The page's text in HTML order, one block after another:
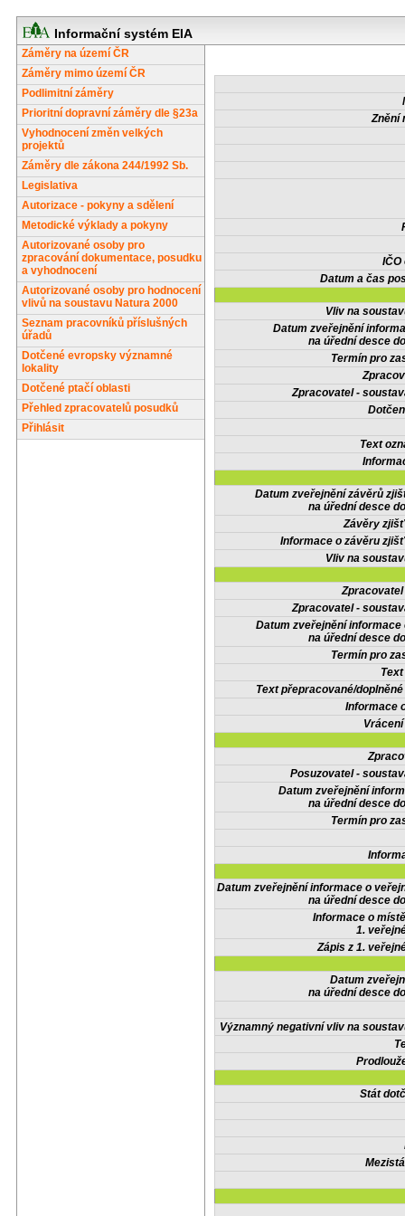
Informační systém EIA
Záměry na území ČR
Záměry mimo území ČR
Podlimitní záměry
Prioritní dopravní záměry dle §23a
Vyhodnocení změn velkých
projektů
Záměry dle zákona 244/1992 Sb.
Legislativa
Autorizace - pokyny a sdělení
Metodické výklady a pokyny
Autorizované osoby pro
zpracování dokumentace, posudku
a vyhodnocení
Autorizované osoby pro hodnocení
vlivů na soustavu Natura 2000
Seznam pracovníků příslušných
úřadů
Dotčené evropsky významné
lokality
Dotčené ptačí oblasti
Přehled zpracovatelů posudků
Přihlásit
Znění
IČO
Datum a čas
Vliv na
Datum zveřejnění
na úřední desce
Termín pro
Zpracovatel -
Text
Datum zveřejnění závěrů
na úřední desce
Závěry
Informace o závěru
Vliv na
Zpracovatel -
Datum zveřejnění informace
na úřední desce
Termín pro
Text přepracované/
Informace
Posuzovatel -
Datum zveřejnění
na úřední desce
Termín pro
Datum zveřejnění informace o
na úřední desce
Informace o
1.
Zápis z 1.
Datum
na úřední desce
Významný negativní vliv na
Stát